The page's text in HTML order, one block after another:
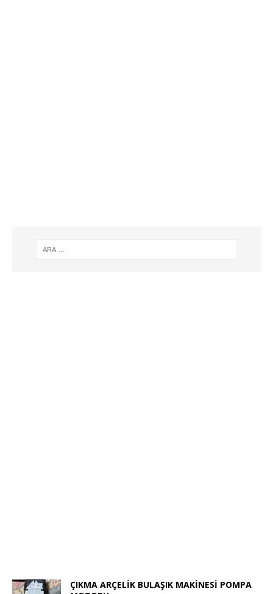
ÇIKMA ARÇELİK BULAŞIK MAKİNESİ POMPA